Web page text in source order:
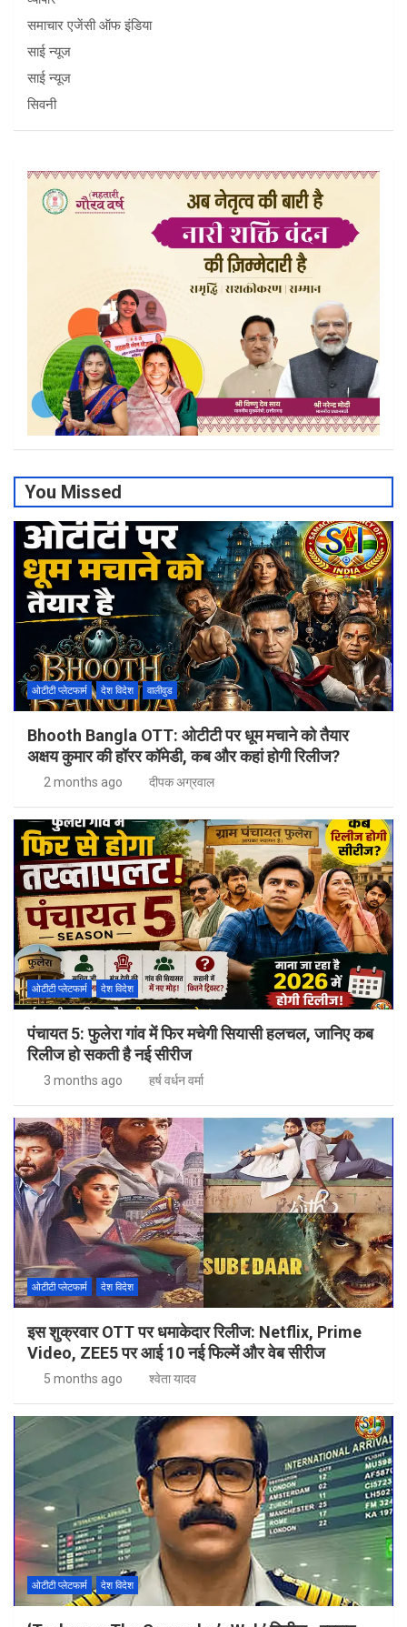
समाचार एजेंसी ऑफ इंडिया
साई न्यूज
साई न्यूज
सिवनी
You Missed
ओटीटी प्लेटफार्म देश विदेश वालीवुड
Bhooth Bangla OTT: ओटीटी पर धूम मचाने को तैयार
अक्षय कुमार की हॉरर कॉमेडी, कब और कहां होगी रिलीज?
2 months ago दीपक अग्रवाल
ओटीटी प्लेटफार्म देश विदेश
पंचायत 5: फुलेरा गांव में फिर मचेगी सियासी हलचल, जानिए कब
रिलीज हो सकती है नई सीरीज
3 months ago हर्ष वर्धन वर्मा
ओटीटी प्लेटफार्म देश विदेश
इस शुक्रवार OTT पर धमाकेदार रिलीज: Netflix, Prime
Video, ZEE5 पर आई 10 नई फिल्में और वेब सीरीज
5 months ago श्वेता यादव
ओटीटी प्लेटफार्म देश विदेश